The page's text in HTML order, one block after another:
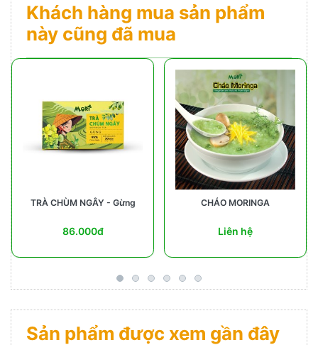
Khách hàng mua sản phẩm
này cũng đã mua
TRÀ CHÙM NGÂY - Gừng
86.000đ
CHÁO MORINGA
Liên hệ
Sản phẩm được xem gần đây